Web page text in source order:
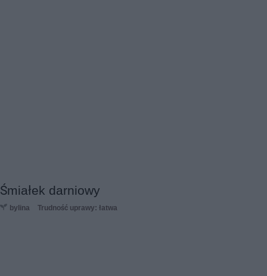
Śmiałek darniowy
bylina Trudność uprawy: łatwa